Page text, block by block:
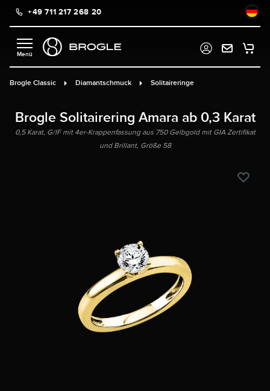
springen
+49 711 217 268 20
Brogle Classic Diamantschmuck Solitaireringe
Brogle Solitairering Amara ab 0,3 Karat
0,5 Karat, G/IF mit 4er-Krappenfassung aus 750 Gelbgold mit GIA Zertifikat
und Brillant, Größe 58